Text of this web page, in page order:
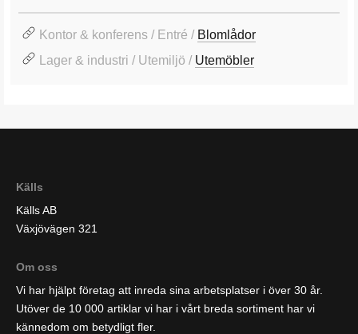
Kontor & konferens / Entré / Blomlådor
Lager & industri / Utemiljö / Utemöbler
Källs
Källs AB
Växjövägen 321
Om oss
Vi har hjälpt företag att inreda sina arbetsplatser i över 30 år.
Utöver de 10 000 artiklar vi har i vårt breda sortiment har vi
kännedom om betydligt fler.